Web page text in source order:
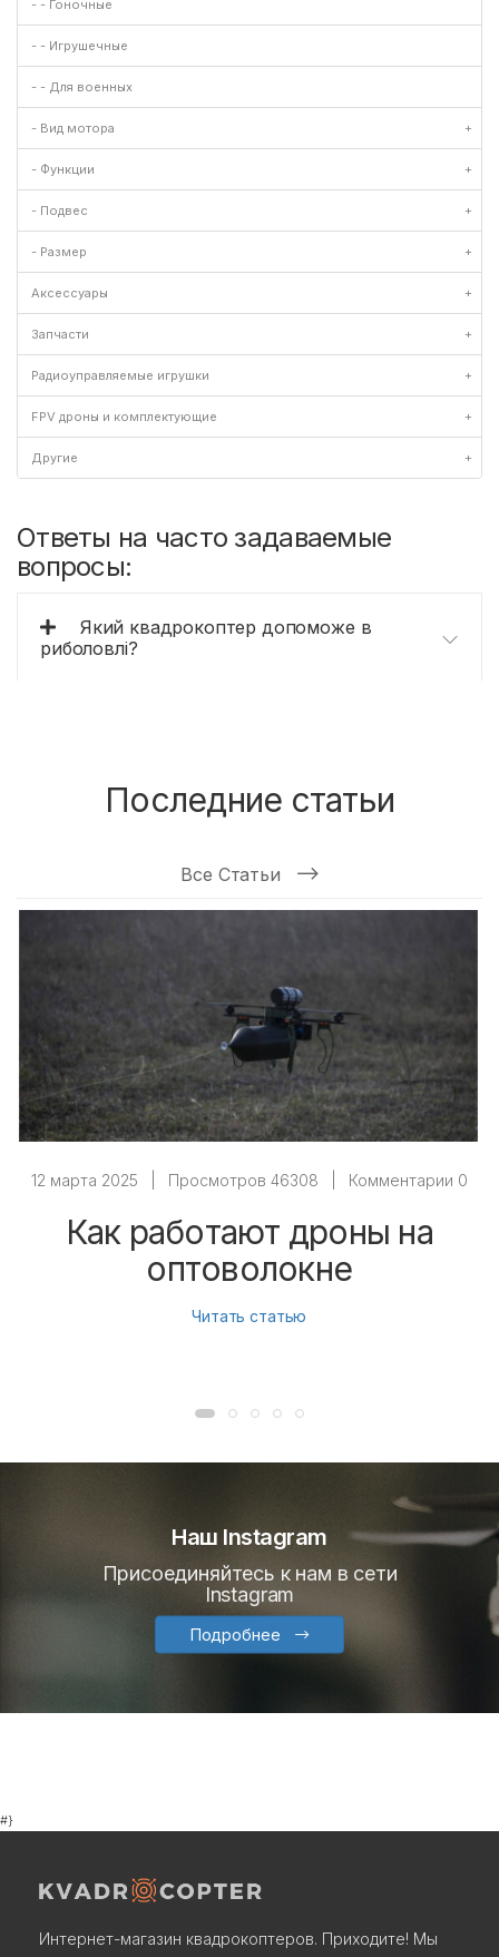
- - Гоночные
- - Игрушечные
- - Для военных
- Вид мотора +
- Функции +
- Подвес +
- Размер +
Аксессуары +
Запчасти +
Радиоуправляемые игрушки +
FPV дроны и комплектующие +
Другие +
Ответы на часто задаваемые
вопросы:
Який квадрокоптер допоможе в
риболовлі?
Последние статьи
Все Статьи
12 марта 2025 Просмотров 46308 Комментарии 0
Как работают дроны на
оптоволокне
Читать статью
Наш Instagram
Присоединяйтесь к нам в сети
Instagram
Подробнее
#}
Интернет-магазин квадрокоптеров. Приходите! Мы